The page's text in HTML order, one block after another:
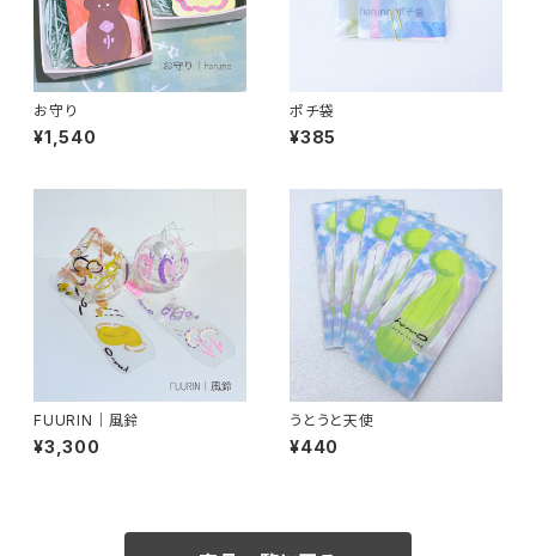
お守り
¥1,540
ポチ袋
¥385
FUURIN｜風鈴
¥3,300
うとうと天使
¥440